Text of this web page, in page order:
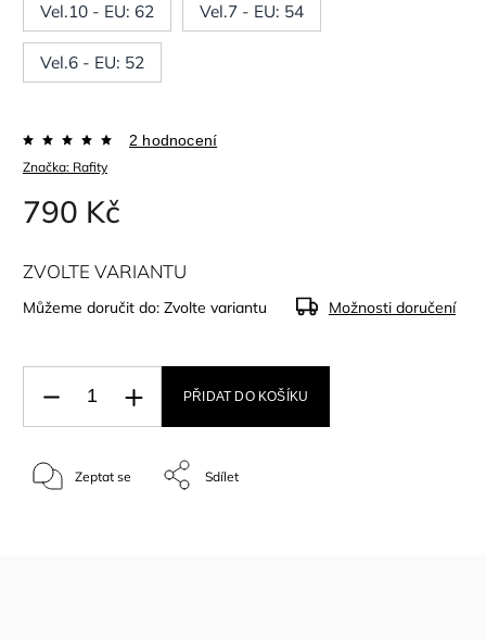
Vel.10 - EU: 62 Vel.7 - EU: 54
Vel.6 - EU: 52
Značka: Rafity
2 hodnocení
790 Kč
ZVOLTE VARIANTU
Můžeme doručit do: Zvolte variantu Možnosti doručení
PŘIDAT DO KOŠÍKU
Zeptat se Sdílet